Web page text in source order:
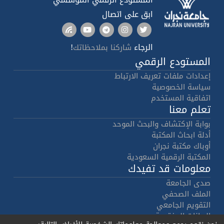
ابق على اتصال
الرجاء شاركنا بملاحظاتك!
المستودع الرقمي
إعدادات ملفات تعريف الارتباط
سياسة الخصوصية
اتفاقية المستخدم
تعلم معنا
بوابة الإكتشاف والبحث الموحد
أدلة ابحاث المكتبة
أوباك مكتبة نجران
المكتبة الرقمية السعودية
معلومات قد تفيدك
صدى الجامعة
الملف الصحفي
التقويم الجامعي
البيانات المفتوحة